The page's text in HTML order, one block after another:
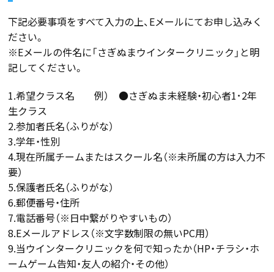
下記必要事項をすべて入力の上、Eメールにてお申し込みく
ださい。
※Eメールの件名に「さぎぬまウインタークリニック」と明
記してください。
1.希望クラス名 例） ●さぎぬま未経験・初心者1･2年
生クラス
2.参加者氏名（ふりがな）
3.学年・性別
4.現在所属チームまたはスクール名（※未所属の方は入力不
要）
5.保護者氏名（ふりがな）
6.郵便番号・住所
7.電話番号（※日中繋がりやすいもの）
8.Eメールアドレス（※文字数制限の無いPC用）
9.当ウインタークリニックを何で知ったか（HP・チラシ・ホ
ームゲーム告知・友人の紹介・その他）